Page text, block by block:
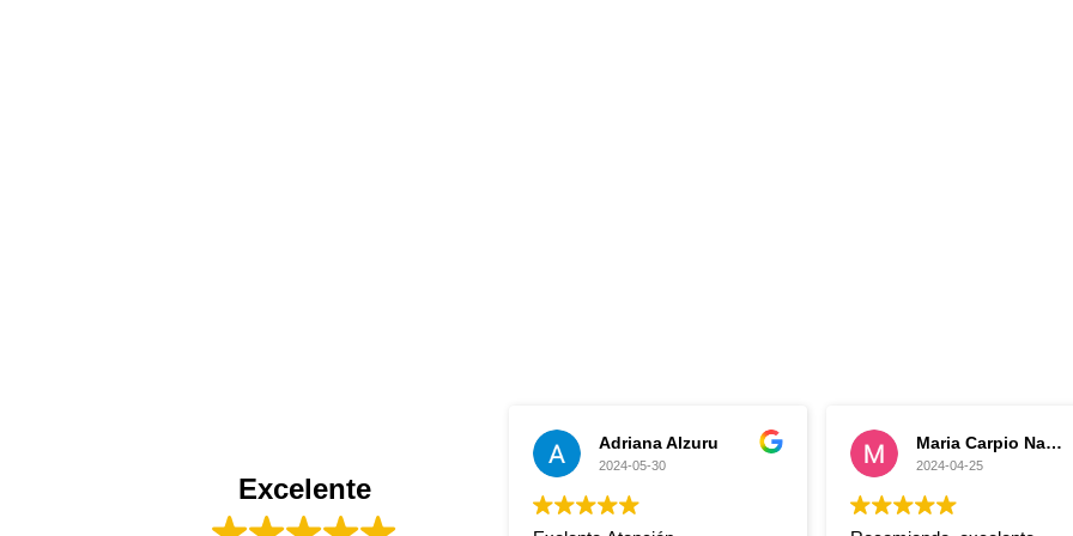
Excelente
Maria Carpio Navarro
2024-04-25
Sussan PV
2024-02-10